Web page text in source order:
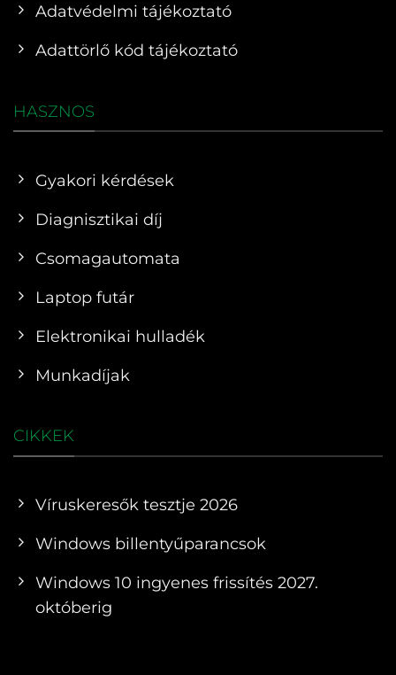
Adatvédelmi tájékoztató
Adattörlő kód tájékoztató
HASZNOS
Gyakori kérdések
Diagnisztikai díj
Csomagautomata
Laptop futár
Elektronikai hulladék
Munkadíjak
CIKKEK
Víruskeresők tesztje 2026
Windows billentyűparancsok
Windows 10 ingyenes frissítés 2027.
októberig